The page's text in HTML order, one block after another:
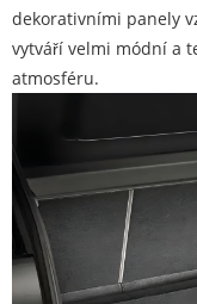
dekorativními panely
vytváří velmi módní a
atmosféru.